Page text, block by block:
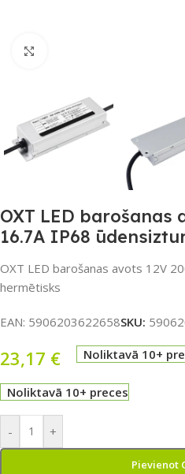
OXT LED barošanas
16.7A IP68
OXT LED barošanas avots 12V
hermētisks
EAN: 5906203622658SKU:
23,17 € Noliktavā 10+
Noliktavā 10+ preces
- +
Pievienot